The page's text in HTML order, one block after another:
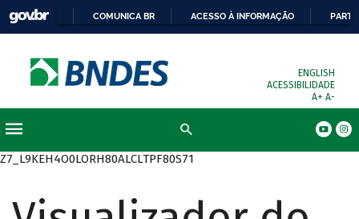
COMUNICA BR ACESSO À INFORMAÇÃO
ENGLISH
ACESSIBILIDADE
A+ A-
Z7_L9KEH4O0LORH80ALCLTPF80S71